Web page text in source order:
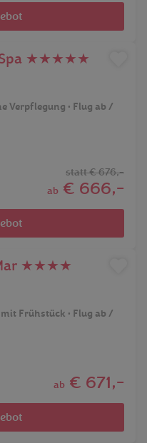
Spa ★★★★★
Verpflegung • Flug ab /
statt€ 676,-
ab € 666,-
Mar ★★★★
Frühstück • Flug ab /
ab € 671,-